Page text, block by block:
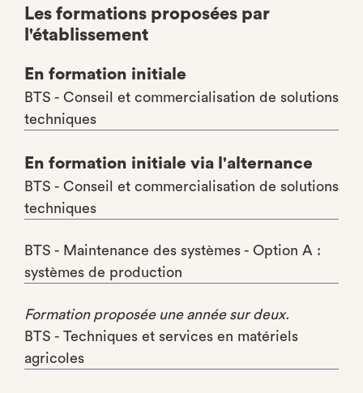
Les formations proposées par
l'établissement
En formation initiale
BTS - Conseil et commercialisation de solutions
techniques
En formation initiale via l'alternance
BTS - Conseil et commercialisation de solutions
techniques
BTS - Maintenance des systèmes - Option A :
systèmes de production
Formation proposée une année sur deux.
BTS - Techniques et services en matériels
agricoles